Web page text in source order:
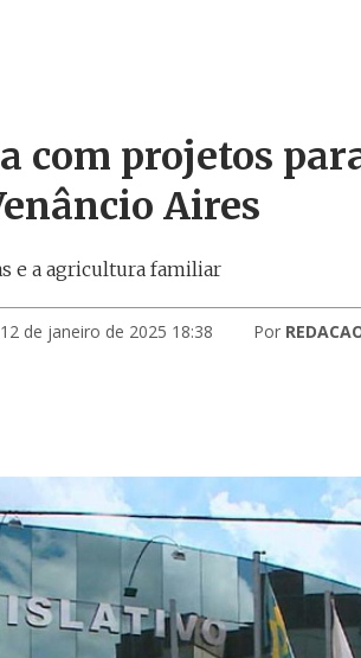
com projetos
Aires
e a agricultura familiar
de janeiro de 2025 18:38 Por